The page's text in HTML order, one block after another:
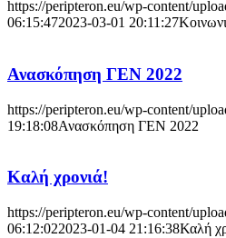
https://peripteron.eu/wp-content/
06:15:472023-03-01 20:11:27
Ανασκόπηση ΓΕΝ 2022
https://peripteron.eu/wp-content/
19:18:08Ανασκόπηση ΓΕΝ 2022
Καλή χρονιά!
https://peripteron.eu/wp-content/
06:12:022023-01-04 21:16:38Καλή